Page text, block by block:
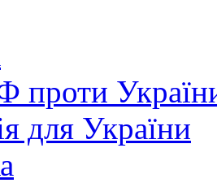
проти
для України